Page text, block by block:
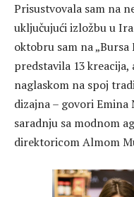
Prisustvovala sam na
uključujući izložbu u
oktobru sam na „Bursa
predstavila 13 kreacija,
naglaskom na spoj
dizajna – govori
saradnju sa modnom
direktoricom Almom